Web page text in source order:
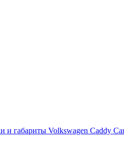
и габариты Volkswagen Caddy